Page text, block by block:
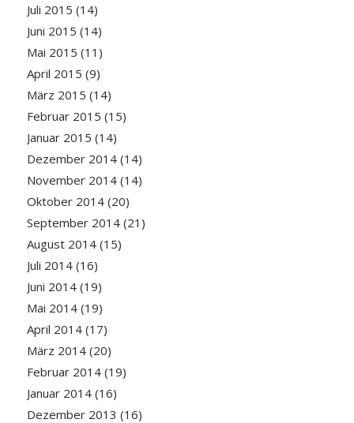
Juli 2015 (14)
Juni 2015 (14)
Mai 2015 (11)
April 2015 (9)
März 2015 (14)
Februar 2015 (15)
Januar 2015 (14)
Dezember 2014(14)
November 2014(14)
Oktober 2014(20)
September 2014(21)
August 2014(15)
Juli 2014(16)
Juni 2014(19)
Mai 2014(19)
April 2014(17)
März 2014(20)
Februar 2014(19)
Januar 2014(16)
Dezember 2013 (16)